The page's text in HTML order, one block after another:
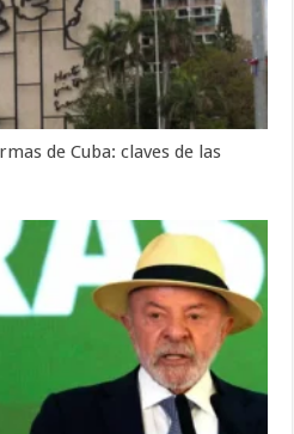
de Cuba: claves de las